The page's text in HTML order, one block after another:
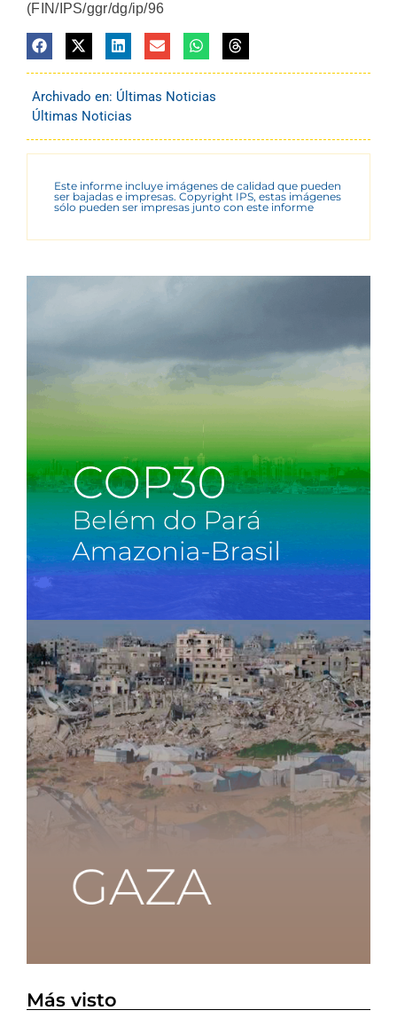
(FIN/IPS/ggr/dg/ip/96
Archivado en: Últimas Noticias
Últimas Noticias
Este informe incluye imágenes de calidad que pueden
ser bajadas e impresas. Copyright IPS, estas imágenes
sólo pueden ser impresas junto con este informe
Más visto